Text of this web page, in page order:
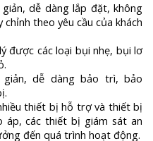
dễ dàng lắp đặt, không
theo yêu cầu của khách
được các loại bụi nhẹ, bụi lơ
dễ dàng bảo trì, bảo
thiết bị hỗ trợ và thiết bị
áp, các thiết bị giám sát an
đến quá trình hoạt động.